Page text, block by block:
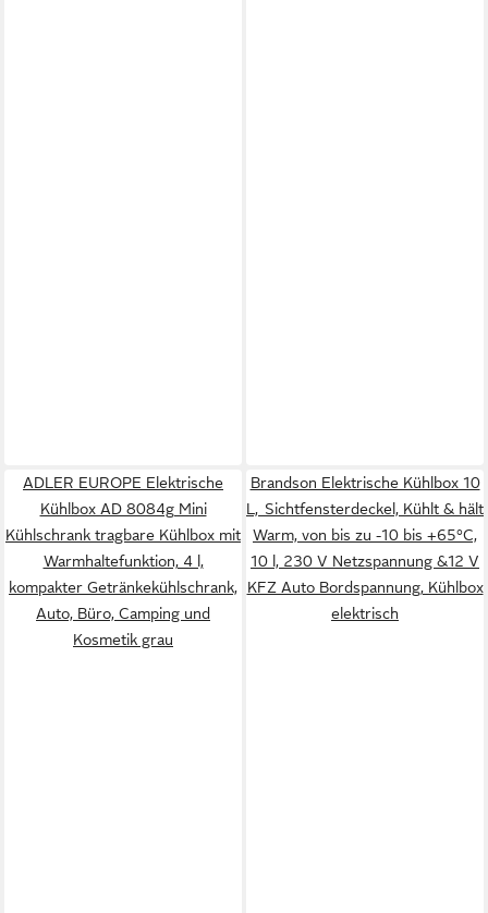
ADLER EUROPE Elektrische
Kühlbox AD 8084g Mini
Kühlschrank tragbare Kühlbox mit
Warmhaltefunktion, 4 l,
kompakter Getränkekühlschrank,
Auto, Büro, Camping und
Kosmetik grau
Brandson Elektrische Kühlbox 10
L, Sichtfensterdeckel, Kühlt & hält
Warm, von bis zu -10 bis +65°C,
10 l, 230 V Netzspannung &12 V
KFZ Auto Bordspannung, Kühlbox
elektrisch